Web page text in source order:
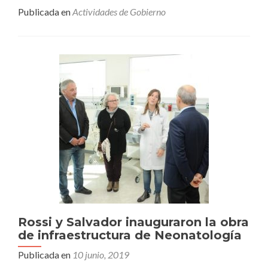
Progreso
con
Punto
Digital
Publicada enActividades de Gobierno
Rossi y Salvador inauguraron la obra
de infraestructura de Neonatología
Publicada en 10 junio, 2019